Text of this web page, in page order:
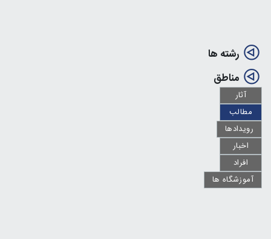
رشته ها
مناطق
آثار
مطالب
رویدادها
اخبار
افراد
آموزشگاه ها